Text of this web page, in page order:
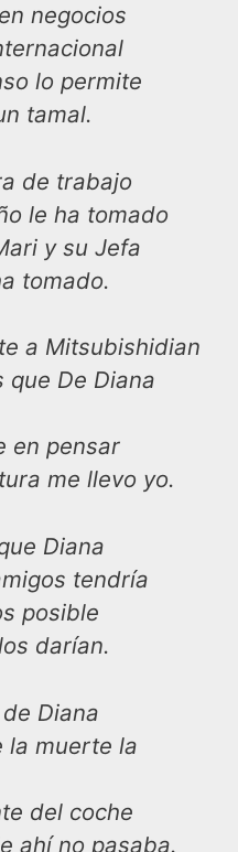
negocios
lo permite
tamal.
de trabajo
le ha tomado
y su Jefa
tomado.
a Mitsubishidian
que De Diana
en pensar
me llevo yo.
Diana
tendría
posible
darían.
Diana
la muerte la
del coche
ahí no pasaba.